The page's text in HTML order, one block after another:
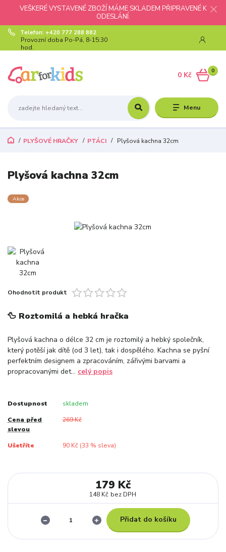
VEŠKERÉ VYSTAVENÉ ZBOŽÍ MÁME SKLADEM PŘIPRAVENÉ K
ODESLÁNÍ.
Menu
Telefon: +420 777 288 882
Provozní doba Po-Pá, 8-15:30
hod.
0
0 Kč
PLYŠOVÉ HRAČKY PTÁCI Plyšová kachna 32cm
Plyšová kachna 32cm
Akce
Ohodnotit produkt
🦆 Roztomilá a hebká hračka
Plyšová kachna o délce 32 cm je roztomilý a hebký společník,
který potěší jak dítě (od 3 let), tak i dospělého. Kachna se pyšní
perfektním designem a zpracováním, zářivými barvami a
propracovanými det... celý popis
Dostupnost skladem
Cena před
slevou
269 Kč
Ušetříte 90 Kč (33 % sleva)
179 Kč
148 Kč bez DPH
Přidat do košíku